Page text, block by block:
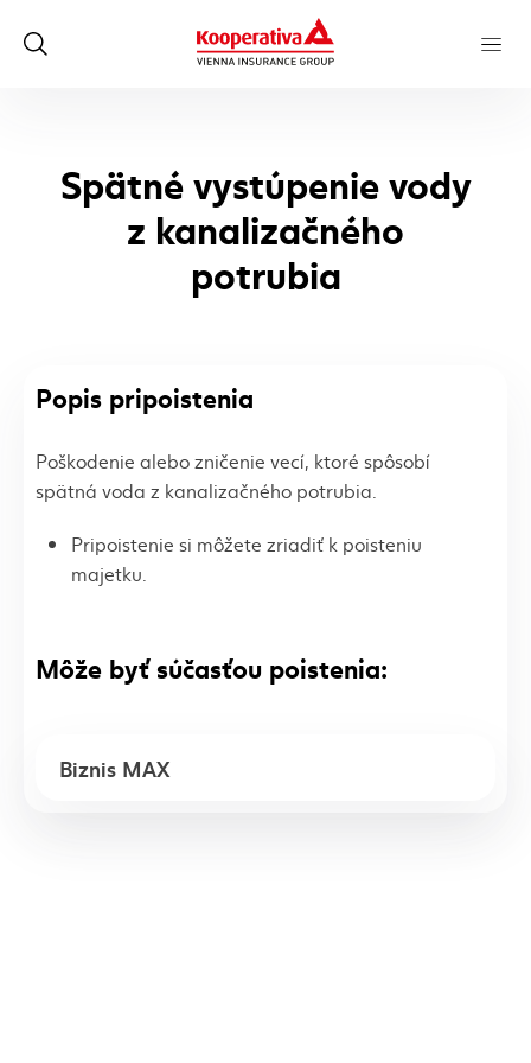
Spätné vystúpenie vody
z kanalizačného
potrubia
Popis pripoistenia
Poškodenie alebo zničenie vecí, ktoré spôsobí
spätná voda z kanalizačného potrubia.
Pripoistenie si môžete zriadiť k poisteniu
majetku.
Môže byť súčasťou poistenia:
Biznis MAX